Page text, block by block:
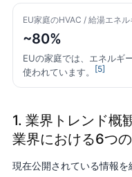
EU家庭のHVAC / 給湯エネ
~80%
EUの家庭では、エネルギ
使われています。
[5]
1. 業界トレンド概
業界における6つ
現在公開されている情報